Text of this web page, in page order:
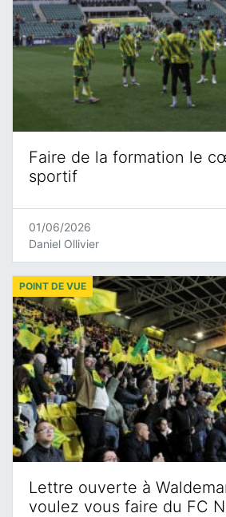
Faire de la formation le
sportif
01/06/2026
Daniel Ollivier
Lettre ouverte à
voulez vous faire du FC
POINT DE VUE